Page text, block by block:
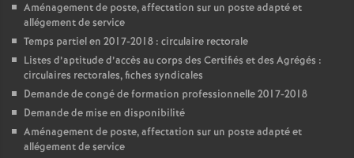
Aménagement de poste, affectation sur un poste adapté et
allégement de service
Temps partiel en 2017-2018 : circulaire rectorale
Listes d’aptitude d’accès au corps des Certifiés et des Agrégés :
circulaires rectorales, fiches syndicales
Demande de congé de formation professionnelle 2017-2018
Demande de mise en disponibilité
Aménagement de poste, affectation sur un poste adapté et
allégement de service